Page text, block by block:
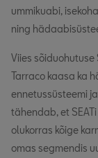
ummikuabi,
ning
Viies sõiduohutuse
Tarraco kaasa ka
ennetussüsteemi
tähendab, et
olukorras kõige
omas segmendis